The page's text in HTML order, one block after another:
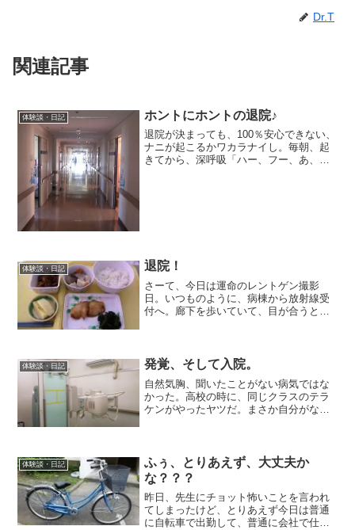
Dr.T
関連記事
体験談・日記 ホントにホントの退院♪
退院が決まっても、100％安心できない、
ナニが起こるかワカラナイし。毎朝、起
きてから、深呼吸「ハー、フー、あ、大
体験談・日記 退院！
さーて、今日は運命のレントゲン撮影
日。いつものように、病棟から放射線受
付へ。廊下を歩いていて、目が合うと、
病室で横になって新聞を読ん...
体験談・日記 発覚、そして入院。
自然気胸、聞いたことがない病気ではな
かった。高校の時に、同じクラスのテラ
ケンがやったヤツだ。まさか自分がなる
話を借りて、横浜の実家...
体験談・日記
ふぅ、とりあえず、大丈夫か
な？？？
昨日、先生にチョット怖いことを言われ
てしまったけど、とりあえず今日は普通
に自転車で出勤して、普通に会社で仕事